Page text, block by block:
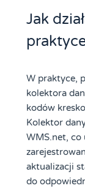
Jak
W praktyce,
kolektora
kodów
Kolektor
WMS.net, co
aktualizacji
do